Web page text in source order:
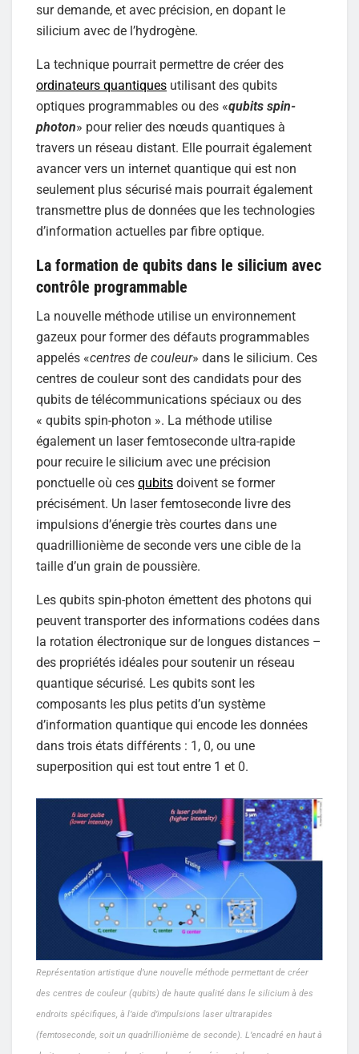
sur demande, et avec précision, en dopant le
silicium avec de l’hydrogène.
La technique pourrait permettre de créer des
ordinateurs quantiques utilisant des qubits
optiques programmables ou des «qubits spin-
photon» pour relier des nœuds quantiques à
travers un réseau distant. Elle pourrait également
avancer vers un internet quantique qui est non
seulement plus sécurisé mais pourrait également
transmettre plus de données que les technologies
d’information actuelles par fibre optique.
La formation de qubits dans le silicium avec
contrôle programmable
La nouvelle méthode utilise un environnement
gazeux pour former des défauts programmables
appelés «centres de couleur» dans le silicium. Ces
centres de couleur sont des candidats pour des
qubits de télécommunications spéciaux ou des
« qubits spin-photon ». La méthode utilise
également un laser femtoseconde ultra-rapide
pour recuire le silicium avec une précision
ponctuelle où ces qubits doivent se former
précisément. Un laser femtoseconde livre des
impulsions d’énergie très courtes dans une
quadrillionième de seconde vers une cible de la
taille d’un grain de poussière.
Les qubits spin-photon émettent des photons qui
peuvent transporter des informations codées dans
la rotation électronique sur de longues distances –
des propriétés idéales pour soutenir un réseau
quantique sécurisé. Les qubits sont les
composants les plus petits d’un système
d’information quantique qui encode les données
dans trois états différents : 1, 0, ou une
superposition qui est tout entre 1 et 0.
Représentation artistique d’une nouvelle méthode permettant de créer
des centres de couleur (qubits) de haute qualité dans le silicium à des
endroits spécifiques, à l’aide d’impulsions laser ultrarapides
(femtoseconde, soit un quadrillionième de seconde). L’encadré en haut à